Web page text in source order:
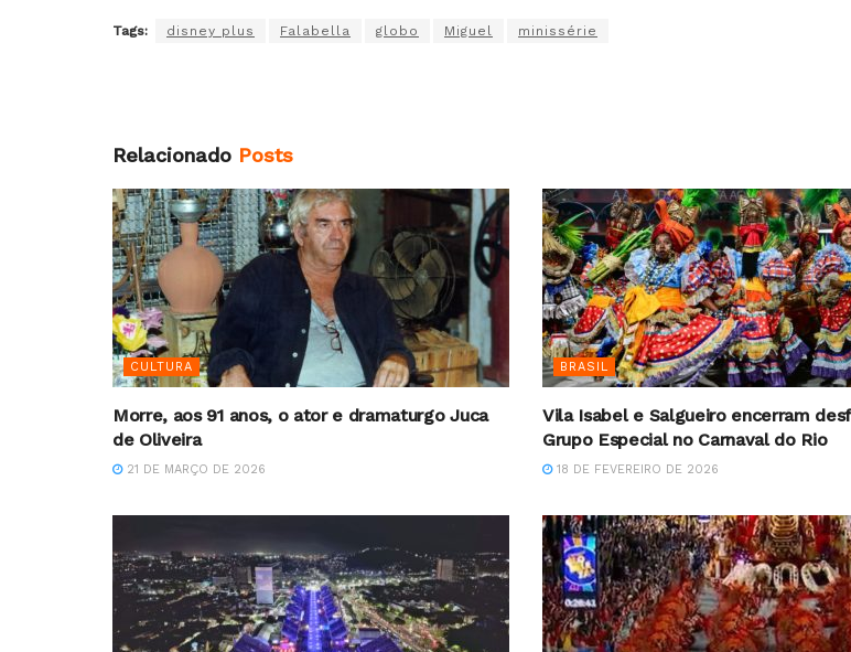
Tags: disney plus Falabella globo Miguel minissérie
Relacionado Posts
CULTURA
Morre, aos 91 anos, o ator e dramaturgo Juca
de Oliveira
21 DE MARÇO DE 2026
BRASIL
Vila Isabel e Salgueiro encerram
Grupo Especial no Carnaval do Rio
18 DE FEVEREIRO DE 2026